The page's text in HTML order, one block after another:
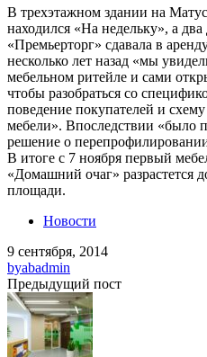
В трехэтажном здании на
находился «На недельку», а
«Премьерторг» сдавала в
несколько лет назад «мы
мебельном ритейле и сами
чтобы разобраться со
поведение покупателей и
мебели». Впоследствии «было
решение о
В итоге с 7 ноября первый
«Домашний очаг» разрастется
площади.
Новости
9 сентября, 2014
byabadmin
Предыдущий пост